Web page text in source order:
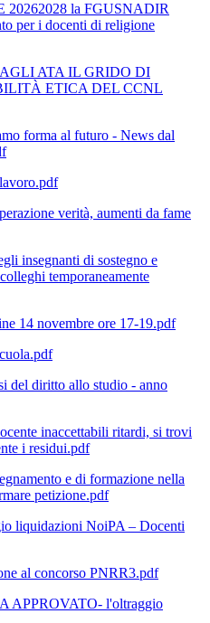
20262028 la FGUSNADIR
per i docenti di religione
ATA IL GRIDO DI
ETICA DEL CCNL
forma al futuro - News dal
verità, aumenti da fame
insegnanti di sostegno e
temporaneamente
14 novembre ore 17-19.pdf
del diritto allo studio - anno
inaccettabili ritardi, si trovi
i residui.pdf
e di formazione nella
petizione.pdf
liquidazioni NoiPA – Docenti
al concorso PNRR3.pdf
APPROVATO- l'oltraggio